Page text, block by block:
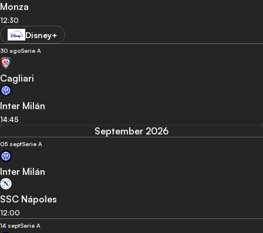
Monza
12:30
Disney+
30 agoSerie A
Cagliari
Inter Milán
14:45
September 2026
05 septSerie A
Inter Milán
SSC Nápoles
12:00
14 septSerie A